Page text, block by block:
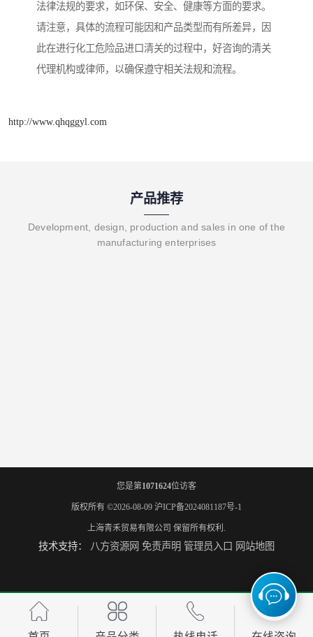
法律法规的要求，如环保、安全、健康等方面的要求。
请注意，具体的流程可能因和产品类型而有所差异，因
此在进行化工危险品进口清关的过程中，好咨询的清关
代理机构或律师，以确保遵守相关法规和流程。
http://www.qhqggyl.com
产品推荐
Development, design, production and sales in one of the
manufacturing enterprises
您是第1071624位访客
版权所有 ©2026-08-09 沪ICP备2024081187号-1
上海青禾贸易有限公司 保留所有权利.
技术支持： 八方资源网 免责声明 管理员入口 网站地图